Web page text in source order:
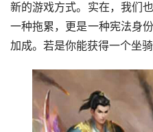
新的游戏方式。实在，我们
一种拖累，更是一种宪法身
加成。若是你能获得一个坐